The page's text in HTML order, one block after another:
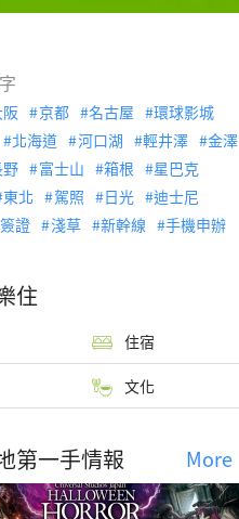
阪 京都 名古屋
環球影城
北海道 河口湖 輕井澤
金澤
富士山 箱根
星巴克
東北 駕照 日光
迪士尼
簽證 淺草 新幹線 手機申辦
住
住宿
文化
第一手情報 More